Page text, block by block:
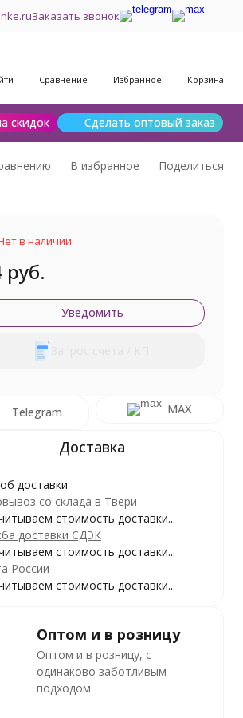
Заказать звонок
Сравнение Избранное Корзина
скидок Сделать оптовый заказ
валяния
В избранное Поделиться
в наличии
руб.
Уведомить
Telegram MAX
доставки
со склада в Твери
стоимость доставки...
доставки СДЭК
стоимость доставки...
России
стоимость доставки...
Оптом и в розницу
Оптом и в розницу, с
одинаково заботливым
подходом